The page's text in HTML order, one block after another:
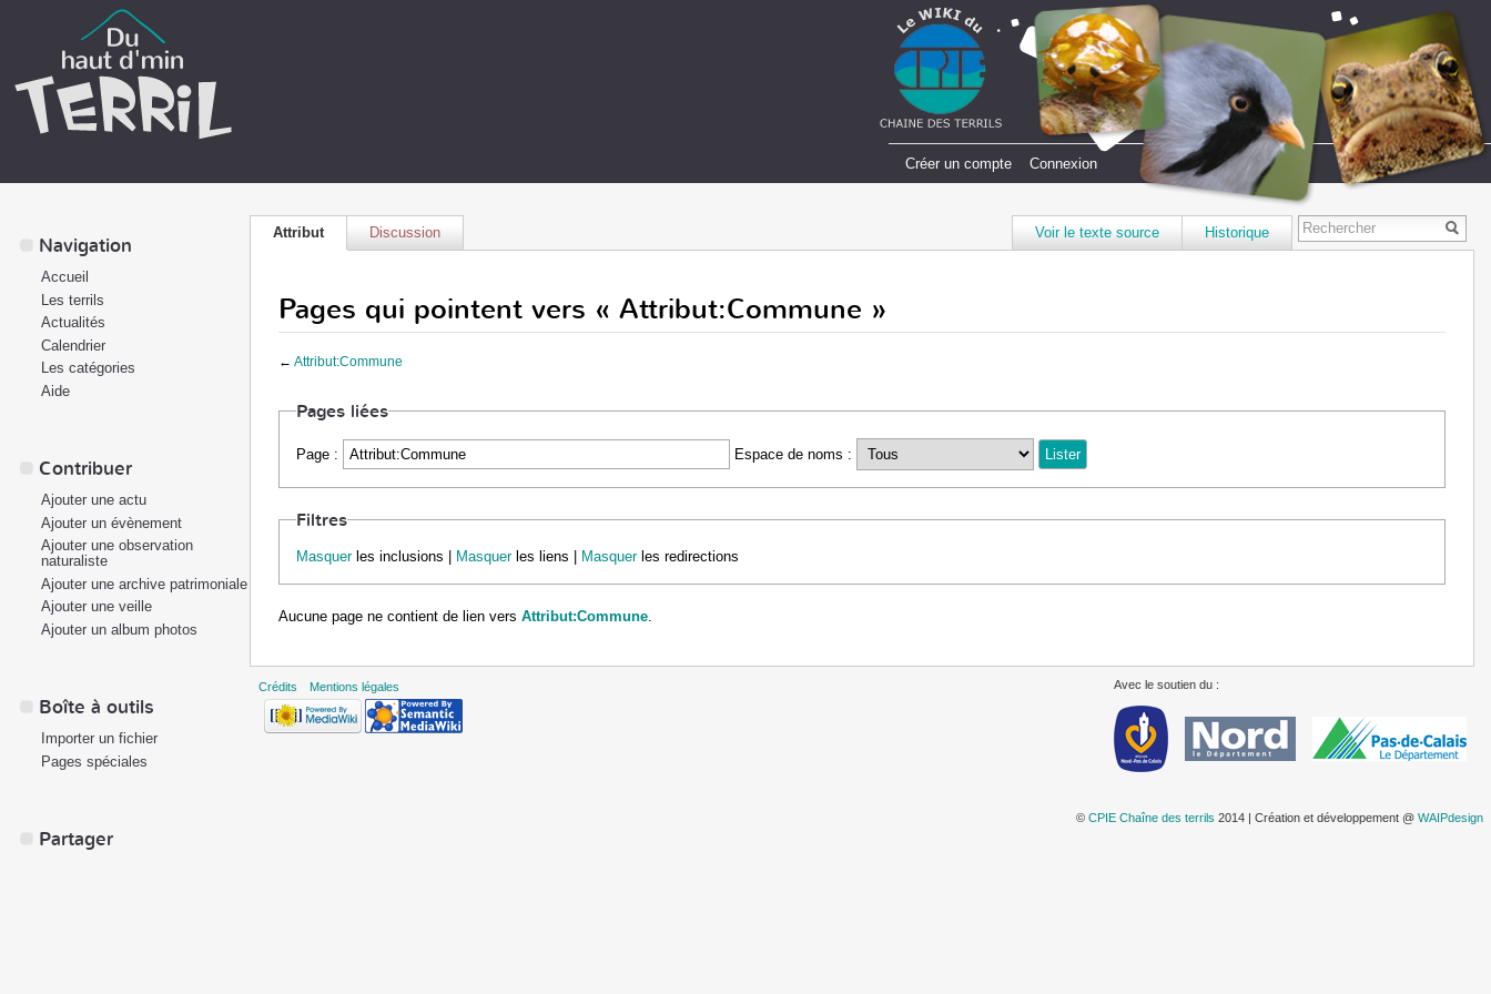
Créer un compte Connexion
Attribut Discussion Voir le texte source Historique
Pages qui pointent vers « Attribut:Commune »
← Attribut:Commune
Pages liées
Page : Espace de noms :
Filtres
Masquerles inclusions | Masquerles liens | Masquerles redirections
Aucune page ne contient de lien vers Attribut:Commune
Navigation
Accueil
Les terrils
Actualités
Calendrier
Les catégories
Aide
Contribuer
Ajouter une actu
Ajouter un évènement
Ajouter une observation
naturaliste
Ajouter une archive patrimoniale
Ajouter une veille
Ajouter un album photos
Boîte à outils
Importer un fichier
Pages spéciales
Partager
Crédits Mentions légales Avec le soutien du :
© CPIE Chaîne des terrils 2014 | Création et développement @ WAIPdesign